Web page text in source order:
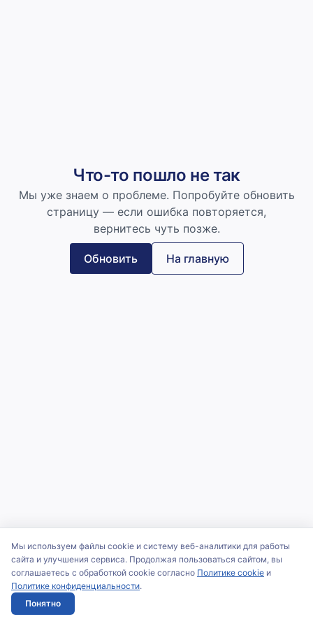
Что-то пошло не так
Мы уже знаем о проблеме. Попробуйте обновить
страницу — если ошибка повторяется,
вернитесь чуть позже.
Обновить На главную
Мы используем файлы cookie и систему веб-аналитики для работы
сайта и улучшения сервиса. Продолжая пользоваться сайтом, вы
соглашаетесь с обработкой cookie согласно Политике cookie и
Политике конфиденциальности.
Понятно